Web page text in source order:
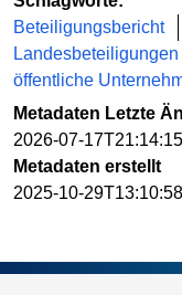
Beteiligungsbericht
Landesbeteiligungen
öffentliche
Metadaten Letzte
2026-07-
Metadaten erstellt
2025-10-